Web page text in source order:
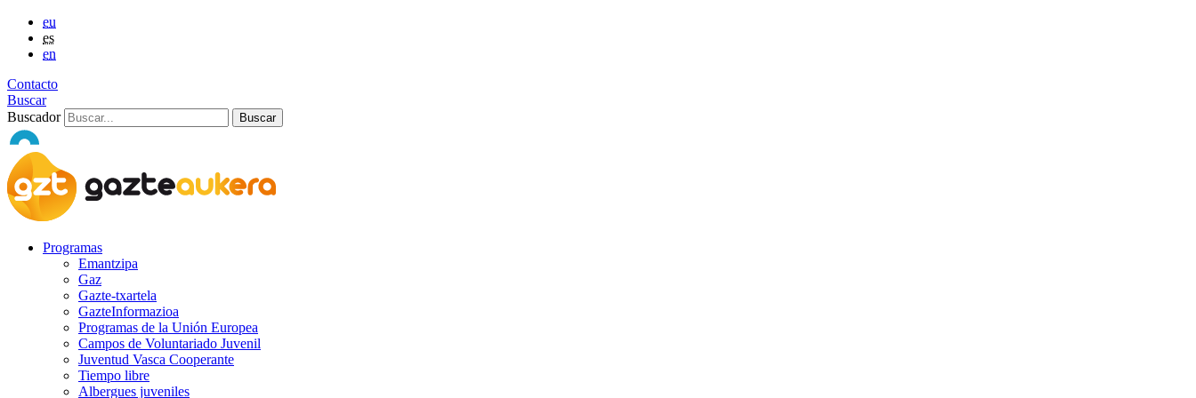
eu
es
en
Contacto
Buscar
Buscador
Programas
Emantzipa
Gaz
Gazte-txartela
GazteInformazioa
Programas de la Unión Europea
Campos de Voluntariado Juvenil
Juventud Vasca Cooperante
Tiempo libre
Albergues juveniles